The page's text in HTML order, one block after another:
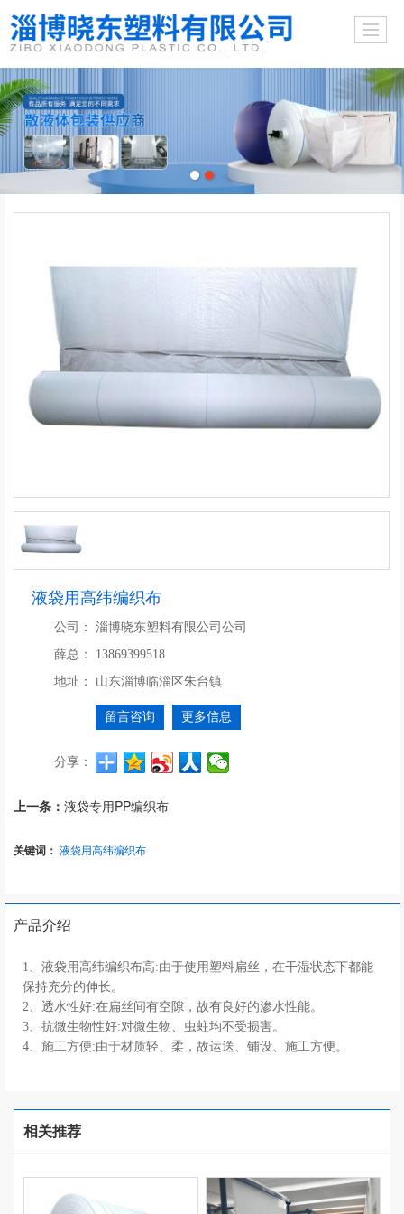
液袋用高纬编织布
公司：
淄博晓东塑料有限公司公司
薛总：
13869399518
地址：
山东淄博临淄区朱台镇
留言咨询 更多信息
分享：
上一条：液袋专用PP编织布
关键词：液袋用高纬编织布
产品介绍
1、液袋用高纬编织布高:由于使用塑料扁丝，在干湿状态下都能
保持充分的伸长。
2、透水性好:在扁丝间有空隙，故有良好的渗水性能。
3、抗微生物性好:对微生物、虫蛀均不受损害。
4、施工方便:由于材质轻、柔，故运送、铺设、施工方便。
相关推荐